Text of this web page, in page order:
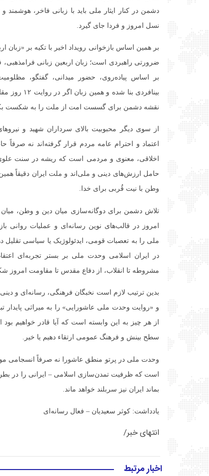
دشمن در کنار ایثار ملی باید با زبانی فاخر، هوشمند
نسل امروز و فردا جای گیرد.
بر همین اساس بازخوانی رویداد اخیر با تکیه بر «زبان
ضرورتی راهبردی است؛ زبان اربعین زبانی فرامذهبی،
بر اساس پیاده‌روی، حضور میدانی، گفتگو،
بینافردی
نقشه دشمن برای گسست امت از ملت را به شکست
از سوی دیگر محبوبیت بالای سرداران شهید و
اعتماد و احترام عامه مردم قرار گرفته‌اند نه
اخلاقی، معنوی و مردمی است که ریشه در سنت
حامل ارزش‌های دینی و ملی‌اند و ملت ایران دقیقاً
وطن با نیت قُربی برای خدا.
تلاش دشمن برای دوگانه‌سازی میان دین و وطن،
امروز در قالب‌های نوین رسانه‌ای و عملیات
ملی را به تعصبات قومی، ایدئولوژیک یا سیاسی تقلیل
در ایران اسلامی وحدت ملی بر بستر تجربه‌ای
مشروطه تا انقلاب، از دفاع مقدس تا مقاومت امروز
بدین ترتیب لازم است نخبگان فرهنگی، رسانه‌ای و
و «روایت وحدت ملی عاشورایی» را به میراثی پایدار
از هر چیز به این وابسته است که آیا قادر خواهیم
سطح بینش و فرهنگ عمومی ارتقاء دهیم یا خیر.
وحدت ملی در پرتو منطق عاشورا نه صرفاً انسجامی
است که ظرفیت تمدن‌سازی اسلامی – ایرانی را در
بماند ایران نیز سربلند خواهد ماند.
یادداشت: کوثر سعیدیان – فعال رسانه‌ای
انتهای خبر/
اخبار مرتبط